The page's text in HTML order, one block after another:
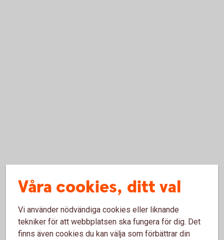
Våra cookies, ditt val
Vi använder nödvändiga cookies eller liknande
tekniker för att webbplatsen ska fungera för dig. Det
finns även cookies du kan välja som förbättrar din